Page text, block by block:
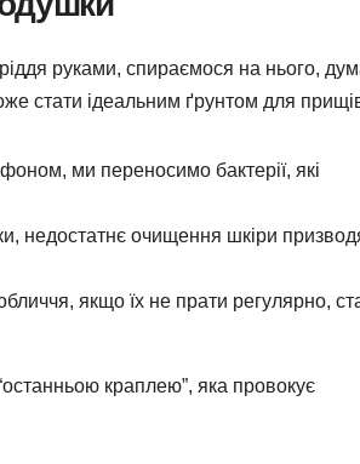
руками, спираємося на нього,
стати ідеальним ґрунтом для
ми переносимо бактерії, які
недостатнє очищення шкіри
якщо їх не прати регулярно,
краплею”, яка провокує